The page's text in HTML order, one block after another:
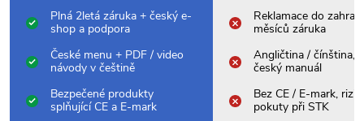
Plná 2letá záruka + český e-
shop a podpora
Reklamace do
měsíců záruka
České menu + PDF / video
návody v češtině
Angličtina / čínština,
český manuál
Bezpečené produkty
splňující CE a E-mark
Bez CE / E-mark,
pokuty při STK